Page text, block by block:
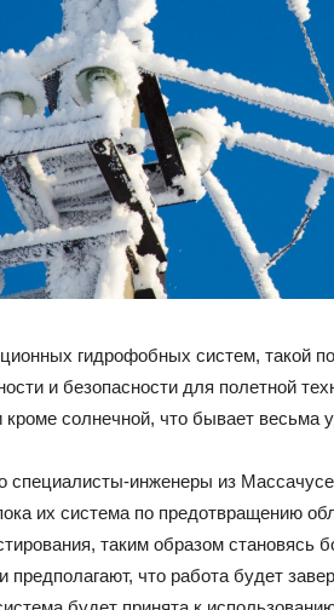
гидрофобных систем, такой
и безопасности для полетной
кроме солнечной, что бывает весьма
специалисты-инженеры из
их система по предотвращению
таким образом становясь
предполагают, что работа будет